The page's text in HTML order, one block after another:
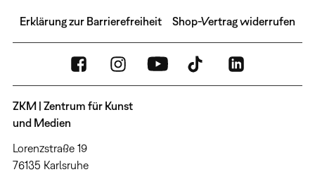
Erklärung zur Barrierefreiheit Shop-Vertrag widerrufen
ZKM | Zentrum für Kunst
und Medien
Lorenzstraße 19
76135 Karlsruhe